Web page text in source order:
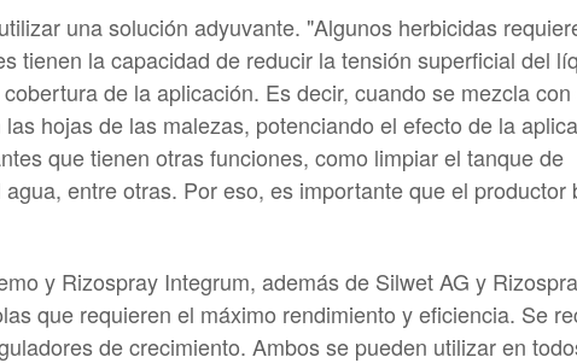
una solución adyuvante. "Algunos herbicidas
tienen la capacidad de reducir la tensión superficial del
de la aplicación. Es decir, cuando se mezcla
hojas de las malezas, potenciando el efecto de la
que tienen otras funciones, como limpiar el tanque de
entre otras. Por eso, es importante que el productor
y Rizospray Integrum, además de Silwet AG y
que requieren el máximo rendimiento y eficiencia. Se
de crecimiento. Ambos se pueden utilizar en